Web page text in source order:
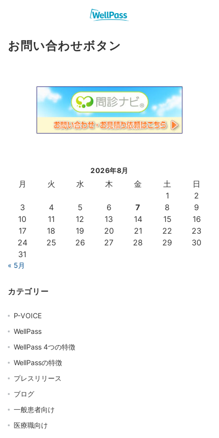
お問い合わせボタン
2026年8月
月 火 水 木 金 土
日
1
2
3
4 5 6 7 8
9
10
11 12 13 14 15
16
17
18 19 20 21 22
23
24
25 26 27 28 29
30
31
« 5月
カテゴリー
P-VOICE
WellPass
WellPass 4つの特徴
WellPassの特徴
プレスリリース
ブログ
一般患者向け
医療職向け